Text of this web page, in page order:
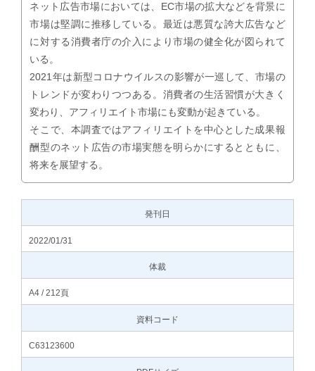
ネット広告市場においては、EC市場の拡大などを背景に
市場は堅調に推移している。最近は悪質な誇大広告など
に対する消費者庁の介入により市場の健全化が図られて
いる。
2021年は新型コロナウイルスの影響が一巡して、市場の
トレンドが変わりつつある。消費者の生活習慣が大きく
変わり、アフィリエイト市場にも変動が起きている。
そこで、本調査ではアフィリエイトを中心とした成果報
酬型のネット広告の市場実態を明らかにするとともに、
将来を展望する。
発刊日
2022/01/31
体裁
A4 / 212頁
資料コード
C63123600